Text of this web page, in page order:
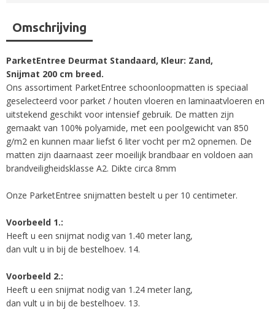
Omschrijving
ParketEntree Deurmat Standaard, Kleur: Zand,
Snijmat 200 cm breed.
Ons assortiment ParketEntree schoonloopmatten is speciaal
geselecteerd voor parket / houten vloeren en laminaatvloeren en
uitstekend geschikt voor intensief gebruik. De matten zijn
gemaakt van 100% polyamide, met een poolgewicht van 850
g/m2 en kunnen maar liefst 6 liter vocht per m2 opnemen. De
matten zijn daarnaast zeer moeilijk brandbaar en voldoen aan
brandveiligheidsklasse A2. Dikte circa 8mm
Onze ParketEntree snijmatten bestelt u per 10 centimeter.
Voorbeeld 1.:
Heeft u een snijmat nodig van 1.40 meter lang,
dan vult u in bij de bestelhoev. 14.
Voorbeeld 2.:
Heeft u een snijmat nodig van 1.24 meter lang,
dan vult u in bij de bestelhoev. 13.